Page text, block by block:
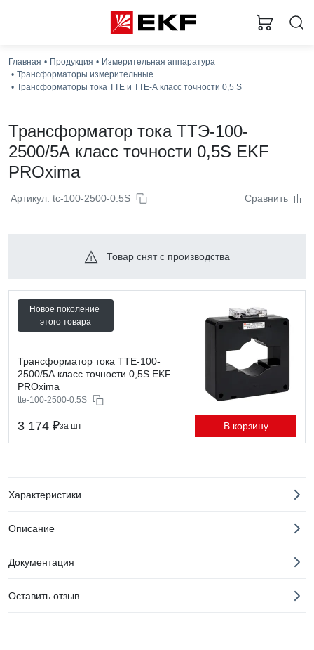
Главная Продукция
Измерительная аппаратура
Трансформаторы измерительные
Трансформаторы тока ТТЕ и ТТЕ-А класс точности 0,5 S
Трансформатор тока ТТЭ-100-
2500/5А класс точности 0,5S EKF
PROxima
Артикул: tc-100-2500-0.5S Сравнить
Товар снят с производства
Новое поколение
этого товара
Трансформатор тока ТТЕ-100-
2500/5А класс точности 0,5S EKF
PROxima
tte-100-2500-0.5S
3 174 ₽за шт В корзину
Характеристики
Описание
Документация
Оставить отзыв